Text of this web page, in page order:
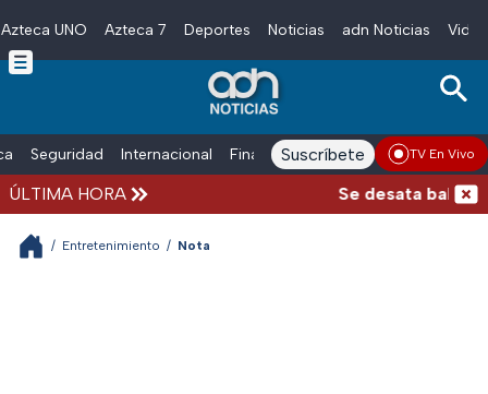
Skip to main content
Azteca UNO Azteca 7 Deportes Noticias adn Noticias
Seguridad Internacional Finanzas adn Noticias Radio
Suscríbete TV En Vivo
ÚLTIMA HORA Se desata balacera
/ Entretenimiento / Nota